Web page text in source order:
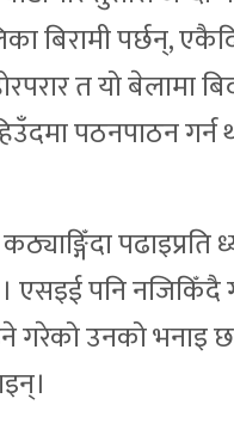
बिरामी पर्छन्,
त यो बेलामा
पठनपाठन
पढाइप्रति
पनि नजिकिँदै
गरेको उनको